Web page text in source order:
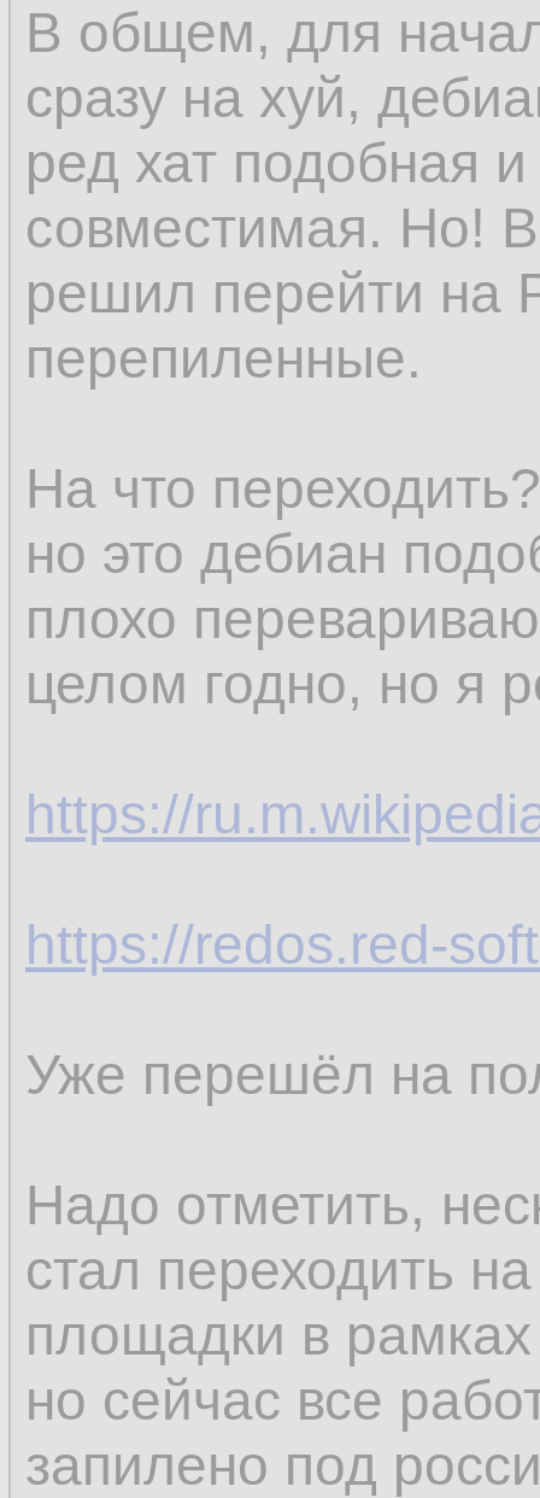
В общем, для
сразу на хуй,
ред хат подобная
совместимая. Но!
решил перейти на
перепиленные.
На что
но это дебиан
плохо
целом годно, но я
https://
https://redos.red-
Уже перешёл на
Надо отметить,
стал переходить
площадки в рамках
но сейчас все
запилено под